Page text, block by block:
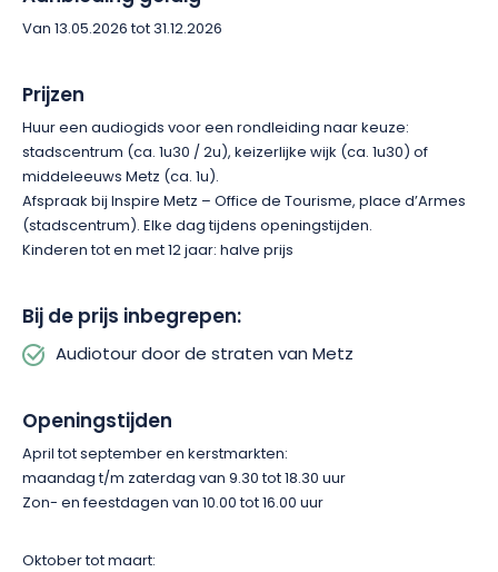
stedelijke sfeer nodigt deze rondleiding met audiogids je uit
om een authentieke ontdekking van de stad te beleven.
Van 13.05.2026 tot 31.12.2026
Prijzen
Huur een audiogids voor een rondleiding naar keuze:
stadscentrum (ca. 1u30 / 2u), keizerlijke wijk (ca. 1u30) of
middeleeuws Metz (ca. 1u).
Afspraak bij Inspire Metz – Office de Tourisme, place d’Armes
(stadscentrum). Elke dag tijdens openingstijden.
Kinderen tot en met 12 jaar: halve prijs
Bij de prijs inbegrepen:
Audiotour door de straten van Metz
Openingstijden
April tot september en kerstmarkten:
maandag t/m zaterdag van 9.30 tot 18.30 uur
Zon- en feestdagen van 10.00 tot 16.00 uur
Oktober tot maart: